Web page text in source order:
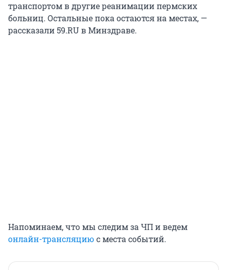
транспортом в другие реанимации пермских
больниц. Остальные пока остаются на местах, —
рассказали 59.RU в Минздраве.
Напоминаем, что мы следим за ЧП и ведем
онлайн-трансляцию с места событий.